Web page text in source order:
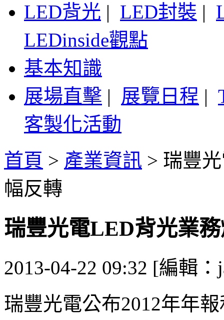
LED背光 | LED封裝 |
LEDinside觀點
基本知識
展場直擊 | 展覽日程 |
客製化活動
首頁 > 產業資訊 > 瑞豐
幅反轉
瑞豐光電LED背光業
2013-04-22 09:32 [編輯：
瑞豐光電公布2012年年